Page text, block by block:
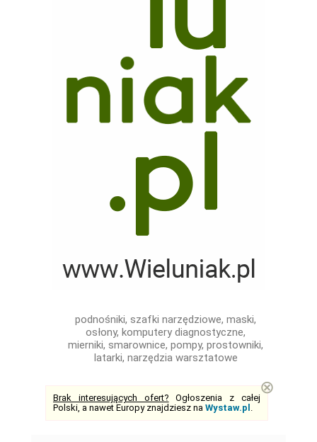
podnośniki, szafki narzędziowe, maski,
osłony, komputery diagnostyczne,
mierniki, smarownice, pompy, prostowniki,
latarki, narzędzia warsztatowe
Brak interesujących ofert? Ogłoszenia z całej
Polski, a nawet Europy znajdziesz na Wystaw.pl .
⊗